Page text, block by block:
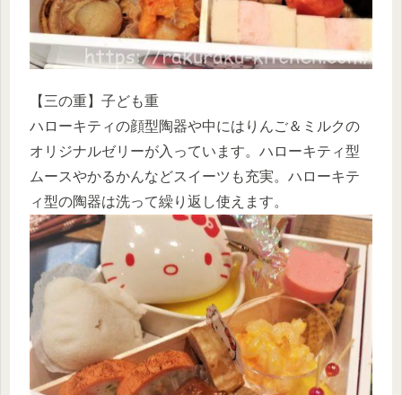
【三の重】子ども重
ハローキティの顔型陶器や中にはりんご＆ミルクの
オリジナルゼリーが入っています。ハローキティ型
ムースやかるかんなどスイーツも充実。ハローキテ
ィ型の陶器は洗って繰り返し使えます。